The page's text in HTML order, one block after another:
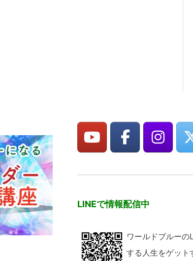
LINEで情報配信中
ワールドブルーの
する人生をゲット